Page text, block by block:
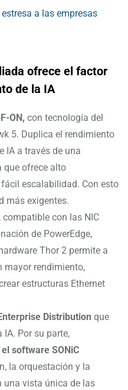
a las empresas
ofrece el factor
de la IA
ON, con tecnología del
5. Duplica el rendimiento
IA a través de una
que ofrece alto
escalabilidad. Con esto
más exigentes.
, compatible con las NIC
de PowerEdge,
Thor 2 permite a
mayor rendimiento,
estructuras Ethernet
Distribution que
Por su parte,
software SONiC
la orquestación y la
una vista única de las